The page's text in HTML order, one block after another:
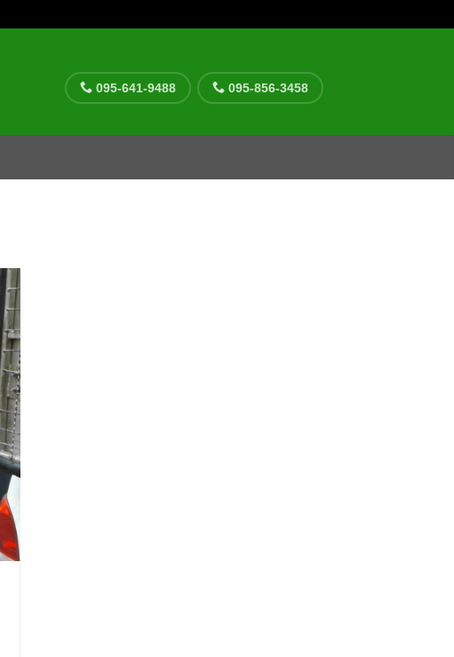
095-641-9488 095-856-3458